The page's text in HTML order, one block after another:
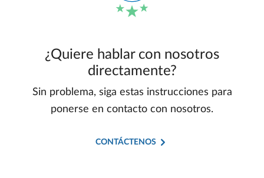
¿Quiere hablar con nosotros
directamente?
Sin problema, siga estas instrucciones para
ponerse en contacto con nosotros.
CONTÁCTENOS